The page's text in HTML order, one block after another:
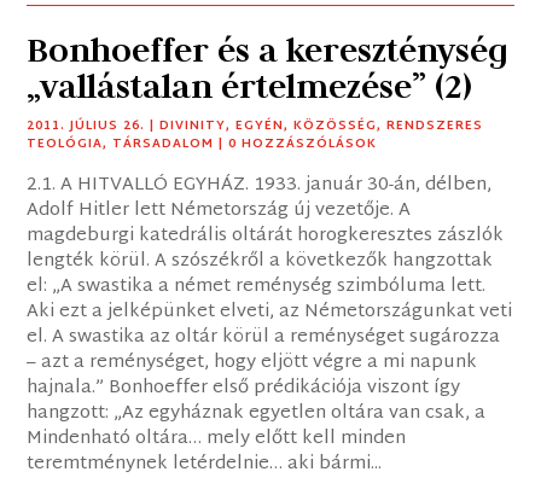
Bonhoeffer és a kereszténység
„vallástalan értelmezése” (2)
2011. JÚLIUS 26. |DIVINITY,EGYÉN,KÖZÖSSÉG,RENDSZERES
TEOLÓGIA, TÁRSADALOM | 0 HOZZÁSZÓLÁSOK
2.1. A HITVALLÓ EGYHÁZ. 1933. január 30-án, délben,
Adolf Hitler lett Németország új vezetője. A
magdeburgi katedrális oltárát horogkeresztes zászlók
lengték körül. A szószékről a következők hangzottak
el: „A swastika a német reménység szimbóluma lett.
Aki ezt a jelképünket elveti, az Németországunkat veti
el. A swastika az oltár körül a reménységet sugározza
– azt a reménységet, hogy eljött végre a mi napunk
hajnala.” Bonhoeffer első prédikációja viszont így
hangzott: „Az egyháznak egyetlen oltára van csak, a
Mindenható oltára… mely előtt kell minden
teremtménynek letérdelnie… aki bármi...